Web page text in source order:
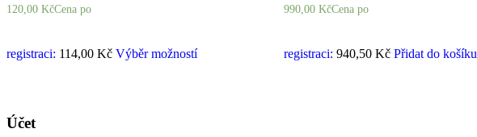
120,00 KčCena po
registraci: 114,00 Kč Výběr možností
990,00KčCena po
registraci: 940,50 Kč Přidat do košíku
Účet